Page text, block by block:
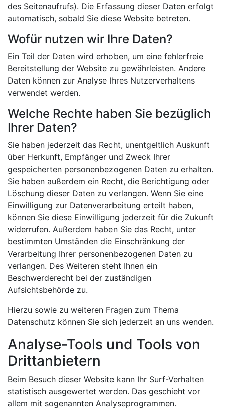
des Seitenaufrufs). Die Erfassung dieser Daten erfolgt
automatisch, sobald Sie diese Website betreten.
Wofür nutzen wir Ihre Daten?
Ein Teil der Daten wird erhoben, um eine fehlerfreie
Bereitstellung der Website zu gewährleisten. Andere
Daten können zur Analyse Ihres Nutzerverhaltens
verwendet werden.
Welche Rechte haben Sie bezüglich
Ihrer Daten?
Sie haben jederzeit das Recht, unentgeltlich Auskunft
über Herkunft, Empfänger und Zweck Ihrer
gespeicherten personenbezogenen Daten zu erhalten.
Sie haben außerdem ein Recht, die Berichtigung oder
Löschung dieser Daten zu verlangen. Wenn Sie eine
Einwilligung zur Datenverarbeitung erteilt haben,
können Sie diese Einwilligung jederzeit für die Zukunft
widerrufen. Außerdem haben Sie das Recht, unter
bestimmten Umständen die Einschränkung der
Verarbeitung Ihrer personenbezogenen Daten zu
verlangen. Des Weiteren steht Ihnen ein
Beschwerderecht bei der zuständigen
Aufsichtsbehörde zu.
Hierzu sowie zu weiteren Fragen zum Thema
Datenschutz können Sie sich jederzeit an uns wenden.
Analyse-Tools und Tools von
Dritt­anbietern
Beim Besuch dieser Website kann Ihr Surf-Verhalten
statistisch ausgewertet werden. Das geschieht vor
allem mit sogenannten Analyseprogrammen.